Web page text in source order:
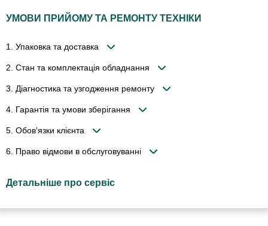
УМОВИ ПРИЙОМУ ТА РЕМОНТУ ТЕХНІКИ
1. Упаковка та доставка
2. Стан та комплектація обладнання
3. Діагностика та узгодження ремонту
4. Гарантія та умови зберігання
5. Обов'язки клієнта
6. Право відмови в обслуговуванні
Детальніше про сервіс